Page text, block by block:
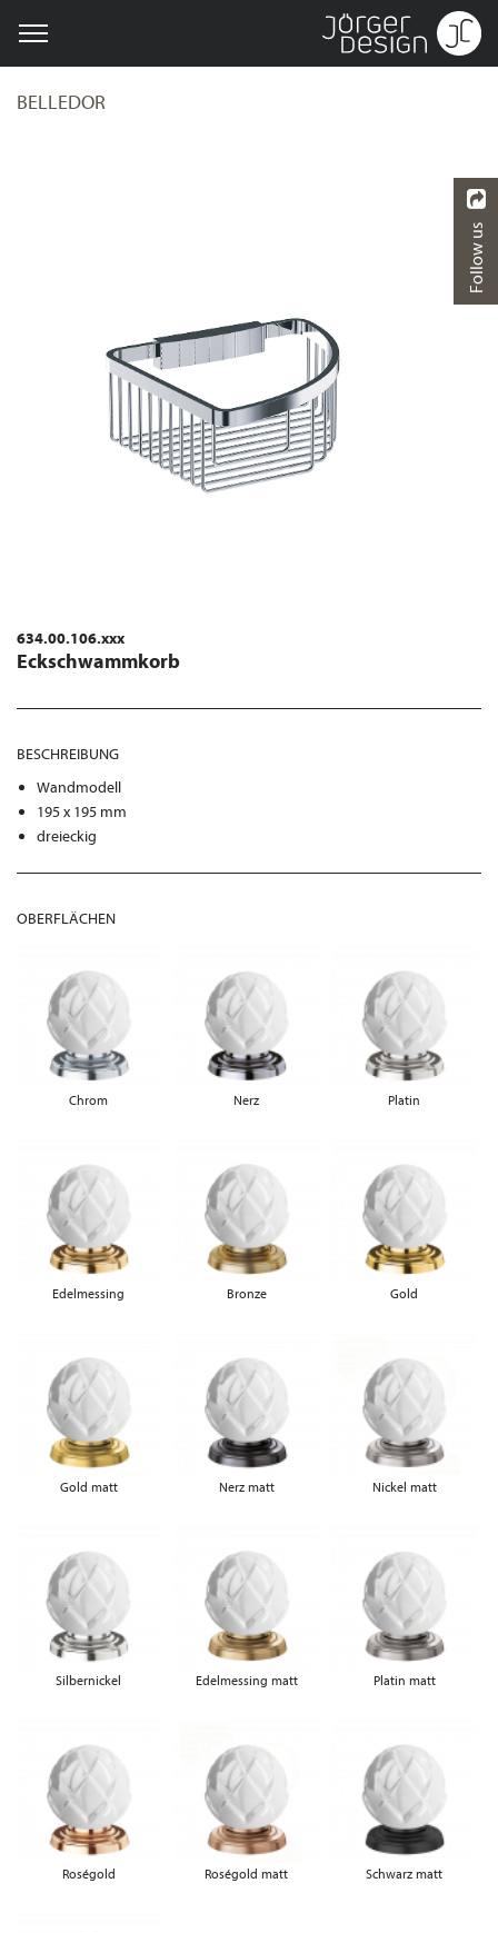
BELLEDOR
634.00.106.xxx
Eckschwammkorb
BESCHREIBUNG
Wandmodell
195 x 195 mm
dreieckig
OBERFLÄCHEN
Chrom Nerz Platin
Edelmessing Bronze Gold
Gold matt Nerz matt Nickel matt
Silbernickel Edelmessing matt Platin matt
Roségold Roségold matt Schwarz matt
Follow us